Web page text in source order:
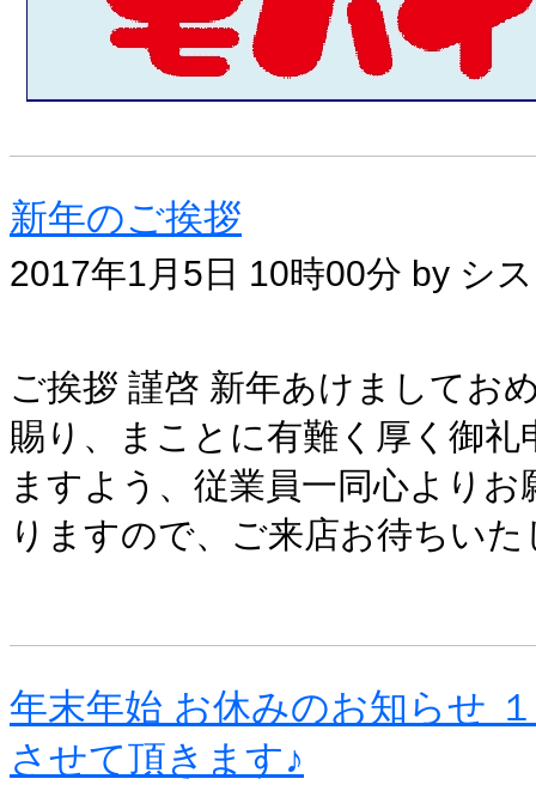
新年のご挨拶
2017年1月5日 10時00分 by シ
ご挨拶 謹啓 新年あけまして
賜り、まことに有難く厚く御
ますよう、従業員一同心より
りますので、ご来店お待ちい
年末年始 お休みのお知らせ
させて頂きます♪